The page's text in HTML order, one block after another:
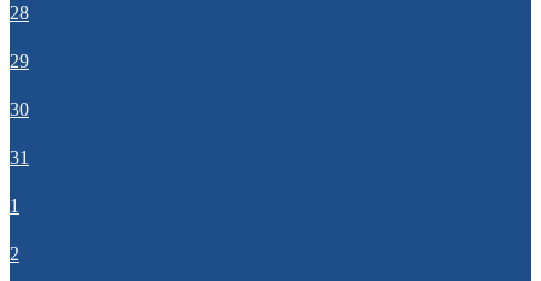
28
29
30
31
1
2